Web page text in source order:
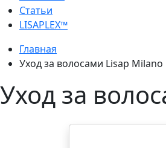
Статьи
LISAPLEX™
Главная
Уход за волосами Lisap Milano
Уход за